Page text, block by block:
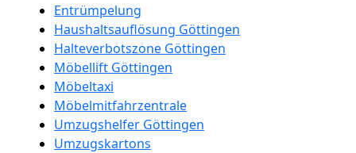
Entrümpelung
Haushaltsauflösung Göttingen
Halteverbotszone Göttingen
Möbellift Göttingen
Möbeltaxi
Möbelmitfahrzentrale
Umzugshelfer Göttingen
Umzugskartons